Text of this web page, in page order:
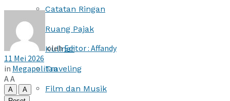
Catatan Ringan
Ruang Pajak
Kuliner
Traveling
Film dan Musik
olehEditor : Affandy
11 Mei 2026
in Megapolitan
AA
A
A